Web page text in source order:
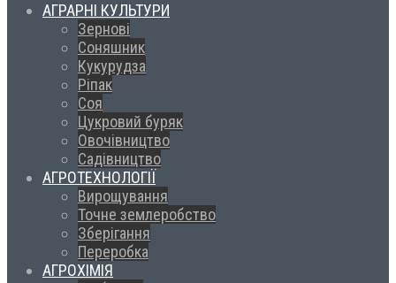
АГРАРНІ КУЛЬТУРИ
Зернові
Соняшник
Кукурудза
Ріпак
Соя
Цукровий буряк
Овочівництво
Садівництво
АГРОТЕХНОЛОГІЇ
Вирощування
Точне землеробство
Зберігання
Переробка
АГРОХІМІЯ